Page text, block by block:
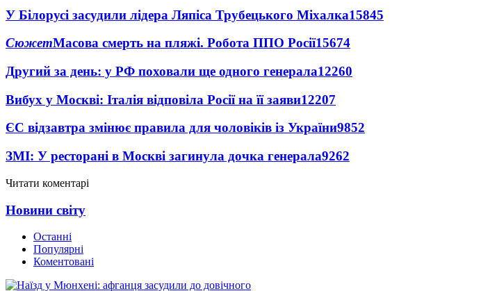
У Білорусі засудили лідера Ляпіса Трубецького Міхалка15845
СюжетМасова смерть на пляжі. Робота ППО Росії15674
Другий за день: у РФ поховали ще одного генерала12260
Вибух у Москві: Італія відповіла Росії на її заяви12207
ЄС відзавтра змінює правила для чоловіків із України9852
ЗМІ: У ресторані в Москві загинула дочка генерала9262
Читати коментарі
Новини світу
Останні
Популярні
Коментовані